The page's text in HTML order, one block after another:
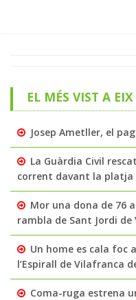
EL MÉS VIST A
Josep Ametller, el
La Guàrdia Civil
corrent davant la platja
Mor una dona de 76
rambla de Sant Jordi
Un home es cala foc
l’Espirall de Vilafranca
Coma-ruga estrena